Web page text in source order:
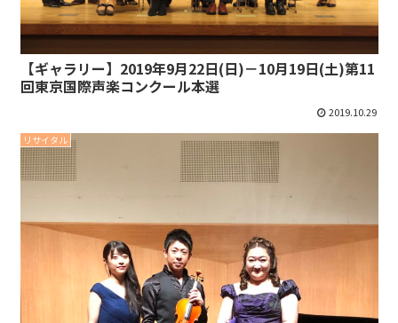
【ギャラリー】2019年9月22日(日)－10月19日(土)第11
回東京国際声楽コンクール本選
2019.10.29
リサイタル